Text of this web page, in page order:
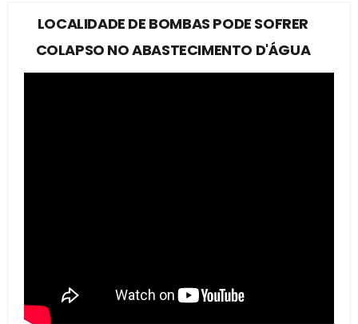
LOCALIDADE DE BOMBAS PODE SOFRER
COLAPSO NO ABASTECIMENTO D'ÁGUA